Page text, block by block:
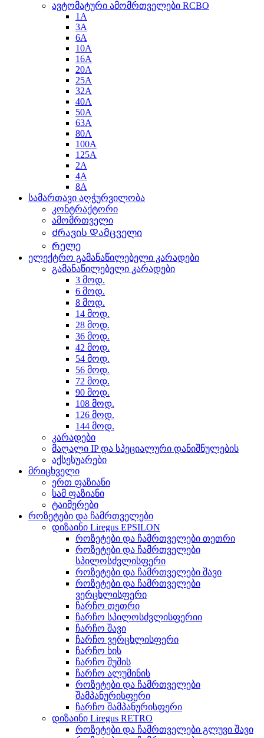
ავტომატური ამომრთველები RCBO
1A
3A
6A
10A
16A
20A
25A
32A
40A
50A
63A
80A
100A
125A
2A
4A
8A
სამართავი აღჭურვილობა
კონტრაქტორი
ამომრთველი
Ძრავის Დამცველი
Რელე
ელექტრო გამანაწილებელი კარადები
გამანაწილებელი კარადები
3 მოდ.
6 მოდ.
8 მოდ.
14 მოდ.
28 მოდ.
36 მოდ.
42 მოდ.
54 მოდ.
56 მოდ.
72 მოდ.
90 მოდ.
108 მოდ.
126 მოდ.
144 მოდ.
კარადები
მაღალი IP და სპეციალური დანიშნულების
აქსესუარები
მრიცხველი
ერთ ფაზიანი
სამ ფაზიანი
ტაიმერები
როზეტები და ჩამრთველები
დიზაინი Liregus EPSILON
როზეტები და ჩამრთველები თეთრი
როზეტები და ჩამრთველები
სპილოსძვლისფერი
როზეტები და ჩამრთველები შავი
როზეტები და ჩამრთველები
ვერცხლისფერი
ჩარჩო თეთრი
ჩარჩო სპილოსძვლისფერიი
ჩარჩო შავი
ჩარჩო ვერცხლისფერი
ჩარჩო ხის
ჩარჩო შუშის
ჩარჩო ალუმინის
როზეტები და ჩამრთველები
შამპანურისფერი
ჩარჩო შამპანურისფერი
დიზაინი Liregus RETRO
როზეტები და ჩამრთველები გლუვი შავი